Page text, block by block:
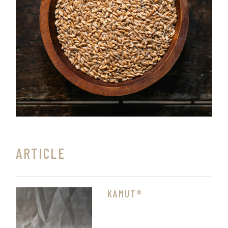
ARTICLE
KAMUT®